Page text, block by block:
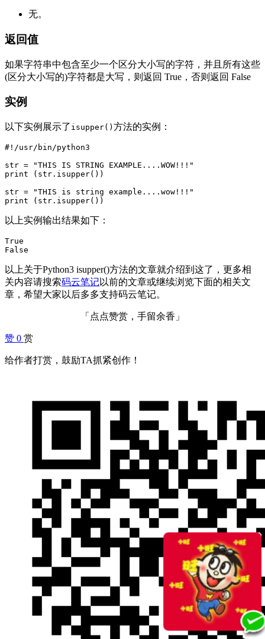
无。
返回值
如果字符串中包含至少一个区分大小写的字符，并且所有这些
(区分大小写的)字符都是大写，则返回 True，否则返回 False
实例
以下实例展示了 isupper() 方法的实例：
#!/usr/bin/python3
str = "THIS IS STRING EXAMPLE....WOW!!!"
print (str.isupper())
str = "THIS is string example....wow!!!"
print (str.isupper())
以上实例输出结果如下：
True
False
以上关于Python3 isupper()方法的文章就介绍到这了，更多相
关内容请搜索码云笔记以前的文章或继续浏览下面的相关文
章，希望大家以后多多支持码云笔记。
「点点赞赏，手留余香」
赞 0 赏
给作者打赏，鼓励TA抓紧创作！